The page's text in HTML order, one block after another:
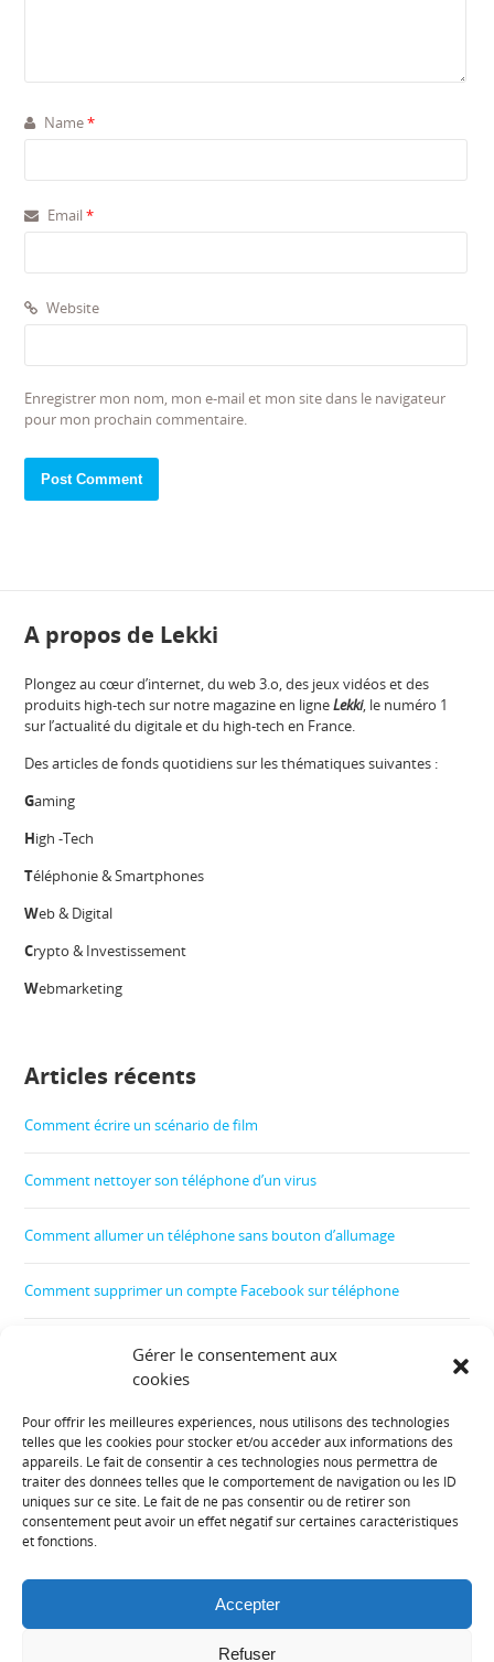
Gérer le consentement aux
cookies
Pour offrir les meilleures expériences, nous utilisons des technologies
telles que les cookies pour stocker et/ou accéder aux informations des
appareils. Le fait de consentir à ces technologies nous permettra de
traiter des données telles que le comportement de navigation ou les ID
uniques sur ce site. Le fait de ne pas consentir ou de retirer son
consentement peut avoir un effet négatif sur certaines caractéristiques
et fonctions.
Accepter
Refuser
Name*
Email*
Website
Enregistrer mon nom, mon e-mail et mon site dans le navigateur
pour mon prochain commentaire.
A propos de Lekki
Plongez au cœur d’internet, du web 3.o, des jeux vidéos et des
produits high-tech sur notre magazine en ligneLekki, le numéro 1
sur l’actualité du digitale et du high-tech en France.
Des articles de fonds quotidiens sur les thématiques suivantes :
Gaming
High -Tech
Téléphonie & Smartphones
Web & Digital
Crypto & Investissement
Webmarketing
Articles récents
Comment écrire un scénario de film
Comment nettoyer son téléphone d’un virus
Comment allumer un téléphone sans bouton d’allumage
Comment supprimer un compte Facebook sur téléphone
Comment créer un film
Informations diverses :
Plan de site